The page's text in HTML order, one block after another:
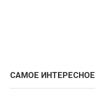
САМОЕ ИНТЕРЕСНОЕ